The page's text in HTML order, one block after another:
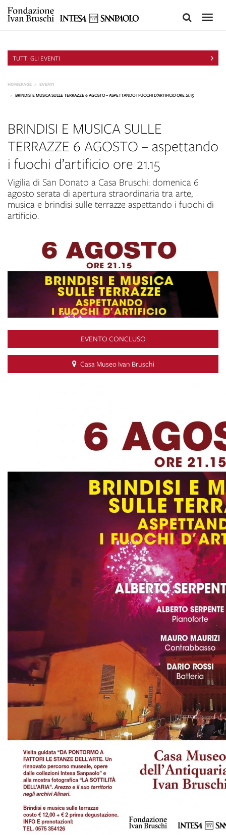
Toggle
TUTTI GLI EVENTI
HOMEPAGE EVENTI
BRINDISI E MUSICA SULLE TERRAZZE 6 AGOSTO – ASPETTANDO I FUOCHI D’ARTIFICIO ORE 21.15
BRINDISI E MUSICA SULLE
TERRAZZE 6 AGOSTO – aspettando
i fuochi d’artificio ore 21.15
Vigilia di San Donato a Casa Bruschi: domenica 6
agosto serata di apertura straordinaria tra arte,
musica e brindisi sulle terrazze aspettando i fuochi di
artificio.
EVENTO CONCLUSO
Casa Museo Ivan Bruschi